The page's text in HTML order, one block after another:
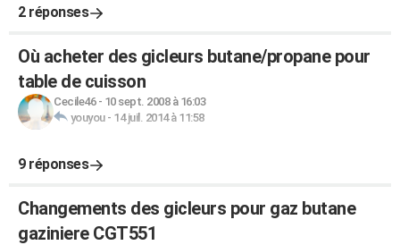
2 réponses
Où acheter des gicleurs butane/propane pour
table de cuisson
Cecile46- 10 sept. 2008 à 16:03
youyou- 14 juil. 2014 à 11:58
9 réponses
Changements des gicleurs pour gaz butane
gaziniere CGT551